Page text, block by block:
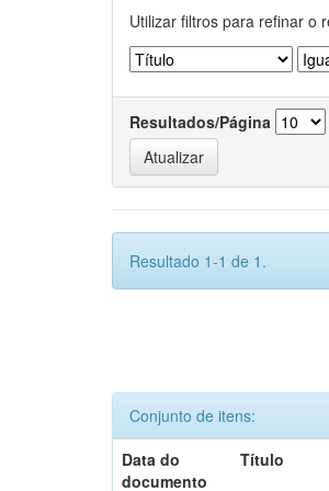
Utilizar filtros para refinar o
Resultados/Página
Resultado 1-1 de 1.
Conjunto de itens:
Data do
documento
Título